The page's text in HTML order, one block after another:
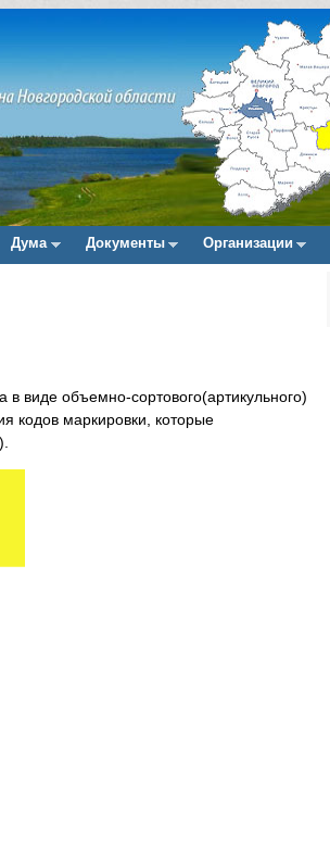
Дума Документы Организации
виде объемно-сортового(артикульного)
кодов маркировки, которые